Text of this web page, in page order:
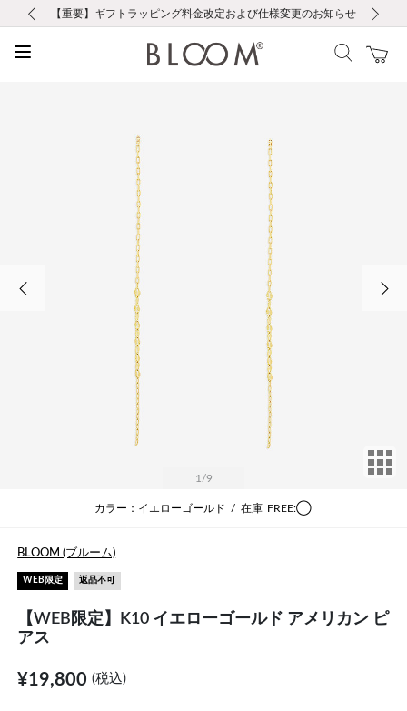
お修理・アフターサービスのご案内
【重要】令和８年熊本地震に伴う集配への影響について
【重要】ギフトラッピング料金改定および仕様変更のお知らせ
【重要】夏季休業の営業についてのご案内
税込5,500円以上で送料無料｜最短24時間以内に発送
新規会員登録で1000ポイントプレゼント！
新規LINE友だち登録で500円クーポンプレゼント
会員限定！レビュー投稿で100ポイントプレゼント
お修理・アフターサービスのご案内
【重要】令和８年熊本地震に伴う集配への影響について
1 /9
カラー：イエローゴールド / 在庫 FREE:◯
BLOOM (ブルーム)
WEB限定 返品不可
【WEB限定】K10 イエローゴールド アメリカン ピ
アス
¥19,800(税込)